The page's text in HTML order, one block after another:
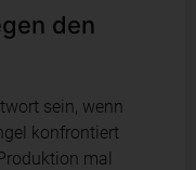
den
sein, wenn
konfrontiert
mal